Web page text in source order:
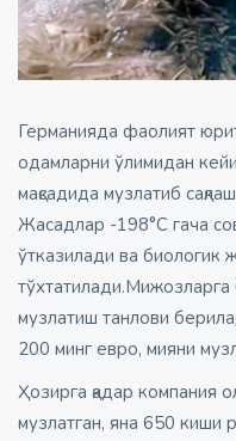
Германияда фаолият
одамларни ўлимидан
мақсадида музлатиб
Жасадлар -198°С гача
ўтказилади ва биологик
тўхтатилади.Мижозларга
музлатиш танлови
200 минг евро, мияни
Ҳозирга қадар компания
музлатган, яна 650 киши